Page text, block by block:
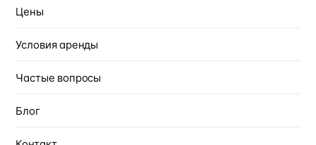
Цены
Условия аренды
Частые вопросы
Блог
Аренда авто по Белграду
Дорчол
Белград на воде